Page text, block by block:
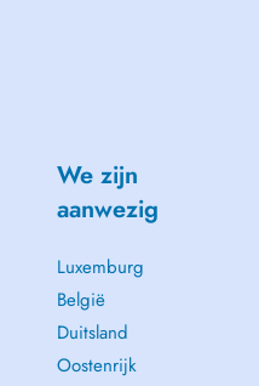
We zijn
aanwezig
Luxemburg
België
Duitsland
Oostenrijk